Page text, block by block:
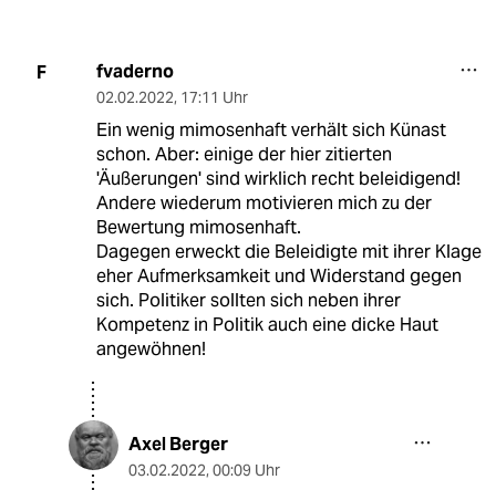
F fvaderno
02.02.2022, 17:11 Uhr
Ein wenig mimosenhaft verhält sich Künast
schon. Aber: einige der hier zitierten
'Äußerungen' sind wirklich recht beleidigend!
Andere wiederum motivieren mich zu der
Bewertung mimosenhaft.
Dagegen erweckt die Beleidigte mit ihrer Klage
eher Aufmerksamkeit und Widerstand gegen
sich. Politiker sollten sich neben ihrer
Kompetenz in Politik auch eine dicke Haut
angewöhnen!
Axel Berger
03.02.2022, 00:09 Uhr